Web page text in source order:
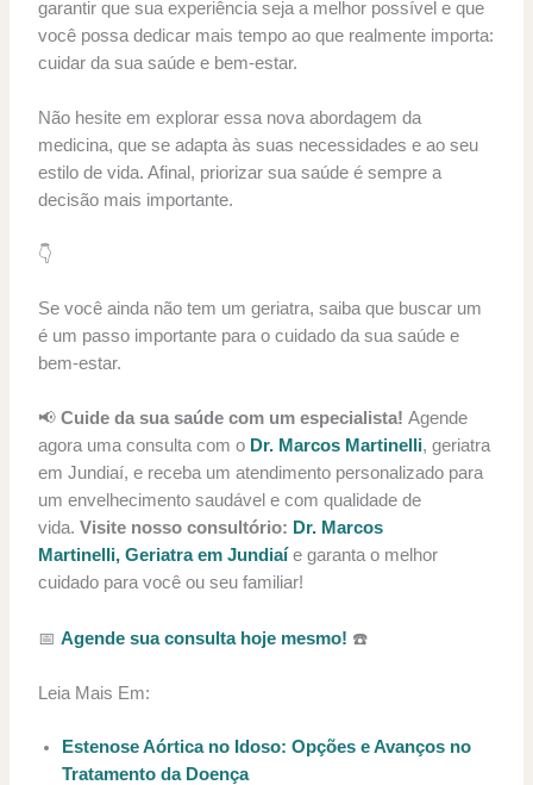
garantir que sua experiência seja a melhor possível e que
você possa dedicar mais tempo ao que realmente importa:
cuidar da sua saúde e bem-estar.
Não hesite em explorar essa nova abordagem da
medicina, que se adapta às suas necessidades e ao seu
estilo de vida. Afinal, priorizar sua saúde é sempre a
decisão mais importante.
👇
Se você ainda não tem um geriatra, saiba que buscar um
é um passo importante para o cuidado da sua saúde e
bem-estar.
📢 Cuide da sua saúde com um especialista! Agende
agora uma consulta com o Dr. Marcos Martinelli, geriatra
em Jundiaí, e receba um atendimento personalizado para
um envelhecimento saudável e com qualidade de
vida. Visite nosso consultório: Dr. Marcos
Martinelli, Geriatra em Jundiaí e garanta o melhor
cuidado para você ou seu familiar!
📅 Agende sua consulta hoje mesmo! ☎️
Leia Mais Em:
Estenose Aórtica no Idoso: Opções e Avanços no
Tratamento da Doença